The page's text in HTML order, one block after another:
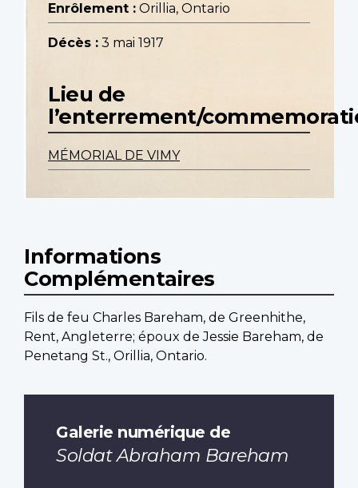
Enrôlement : Orillia, Ontario
Décès : 3 mai 1917
Lieu de
l’enterrement/
MÉMORIAL DE VIMY
Informations
Complémentaires
Fils de feu Charles Bareham, de Greenhithe,
Rent, Angleterre; époux de Jessie Bareham, de
Penetang St., Orillia, Ontario.
Galerie numérique de
Soldat Abraham Bareham